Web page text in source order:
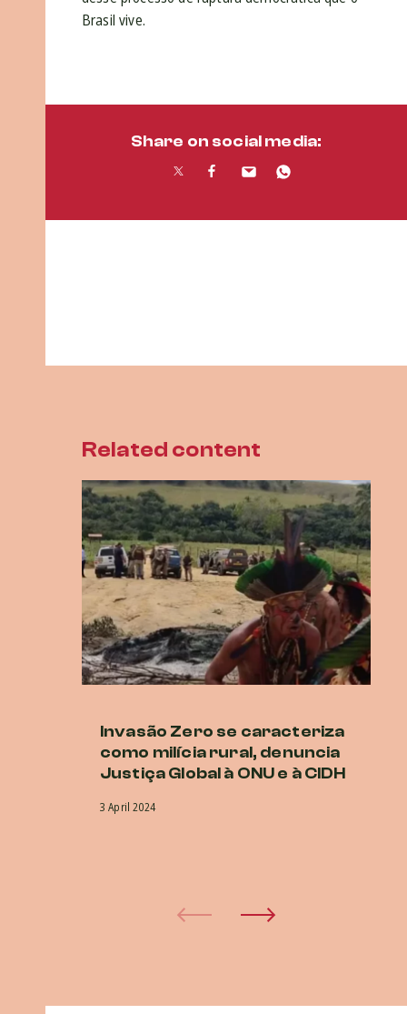
Brasil vive.
Share on social media:
Related content
Invasão Zero se caracteriza
como milícia rural, denuncia
Justiça Global à ONU e à CIDH
3 April 2024